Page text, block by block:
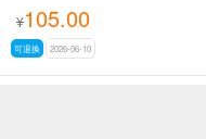
¥105.00
可退换 2026-06-10